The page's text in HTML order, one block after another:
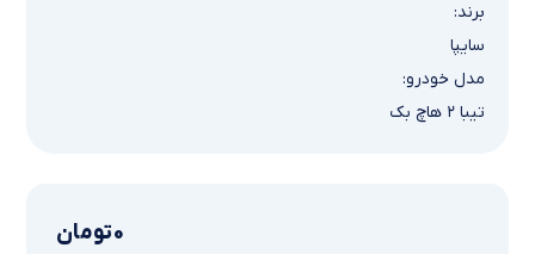
برند:
سایپا
مدل خودرو:
تیبا ۲ هاچ بک
0تومان